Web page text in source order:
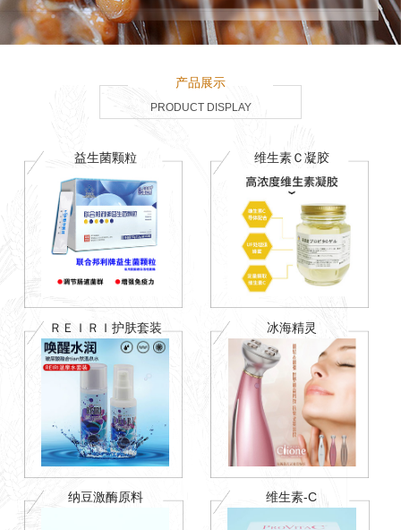
PRODUCT DISPLAY
产品展示
益生菌颗粒 维生素Ｃ凝胶
ＲＥＩＲＩ护肤套装 冰海精灵
纳豆激酶原料 维生素-C